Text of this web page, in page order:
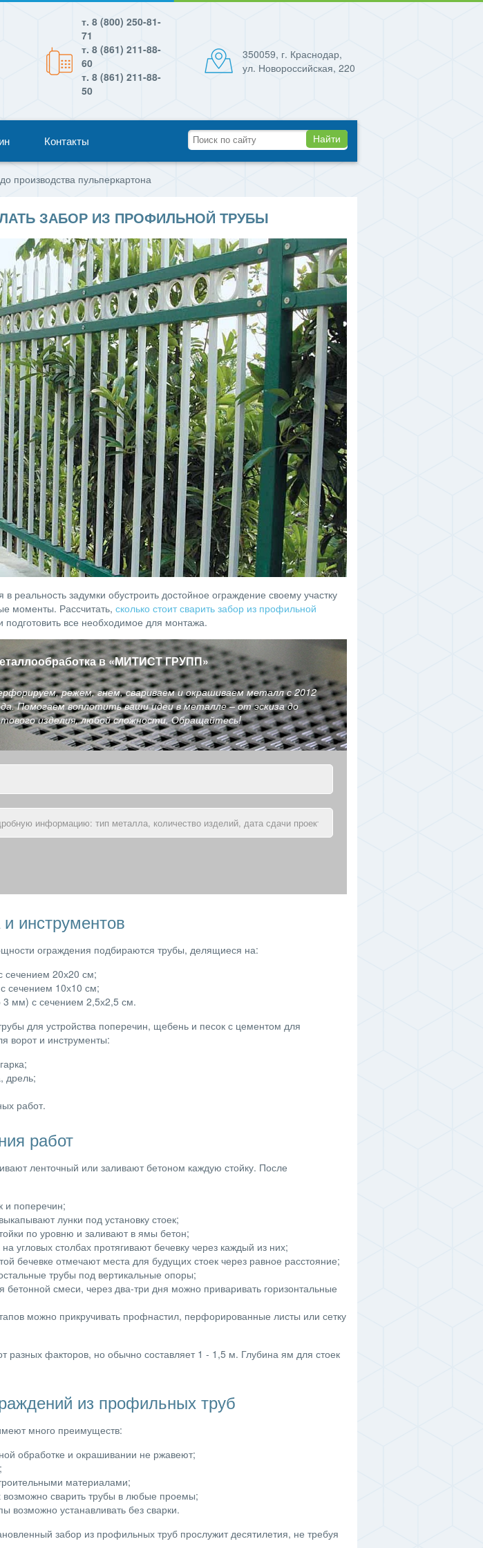
т. 8 (800) 250-81-
71
т. 8 (861) 211-88-
60
т. 8 (861) 211-88-
50
350059, г. Краснодар,
ул. Новороссийская, 220
Контакты Найти
производства пульперкартона
ЗАБОР ИЗ ПРОФИЛЬНОЙ ТРУБЫ
реальность задумки обустроить достойное ограждение своему участку
моменты. Рассчитать, сколько стоит сварить забор из профильной
подготовить все необходимое для монтажа.
в«МИТИСТ ГРУПП»
режем, гнем, свариваем и окрашиваем металл с 2012
Помогаем воплотить ваши идеи в металле – от эскиза до
изделия, любой сложности. Обращайтесь!
инструментов
ограждения подбираются трубы, делящиеся на:
сечением 20х20 см;
сечением 10х10 см;
3 мм) с сечением 2,5х2,5 см.
для устройства поперечин, щебень и песок с цементом для
ворот и инструменты:
дрель;
работ.
работ
ленточный или заливают бетоном каждую стойку. После
и поперечин;
лунки под установку стоек;
по уровню и заливают в ямы бетон;
угловых столбах протягивают бечевку через каждый из них;
бечевке отмечают места для будущих стоек через равное расстояние;
трубы под вертикальные опоры;
бетонной смеси, через два-три дня можно приваривать горизонтальные
можно прикручивать профнастил, перфорированные листы или сетку
разных факторов, но обычно составляет 1 - 1,5 м. Глубина ям для стоек
из профильных труб
много преимуществ:
обработке и окрашивании не ржавеют;
материалами;
возможно сварить трубы в любые проемы;
возможно устанавливать без сварки.
забор из профильных труб прослужит десятилетия, не требуя